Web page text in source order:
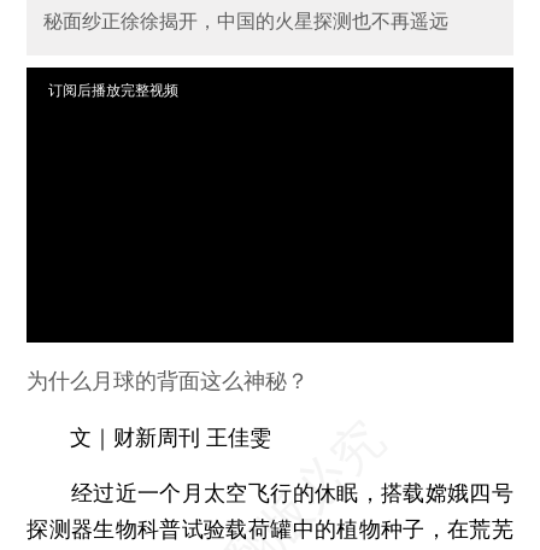
秘面纱正徐徐揭开，中国的火星探测也不再遥远
订阅后播放完整视频
为什么月球的背面这么神秘？
文｜财新周刊 王佳雯
经过近一个月太空飞行的休眠，搭载嫦娥四号
探测器生物科普试验载荷罐中的植物种子，在荒芜